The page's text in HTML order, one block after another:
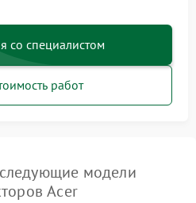
со специалистом
работ
модели
Acer